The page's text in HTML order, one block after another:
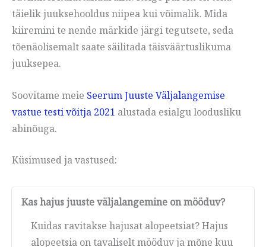
täielik juuksehooldus niipea kui võimalik. Mida
kiiremini te nende märkide järgi tegutsete, seda
tõenäolisemalt saate säilitada täisväärtuslikuma
juuksepea.
Soovitame meie Seerum Juuste Väljalangemise
vastue testi võitja 2021 alustada esialgu loodusliku
abinõuga.
Küsimused ja vastused:
Kas hajus juuste väljalangemine on mööduv?
Kuidas ravitakse hajusat alopeetsiat? Hajus
alopeetsia on tavaliselt mööduv ja mõne kuu